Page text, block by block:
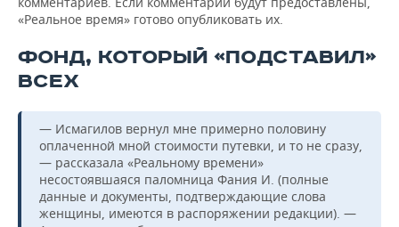
«Реальное время» готово опубликовать их.
ФОНД, КОТОРЫЙ «ПОДСТАВИЛ»
ВСЕХ
— Исмагилов вернул мне примерно половину
оплаченной мной стоимости путевки, и то не сразу,
— рассказала «Реальному времени»
несостоявшаяся паломница Фания И. (полные
данные и документы, подтверждающие слова
женщины, имеются в распоряжении редакции). —